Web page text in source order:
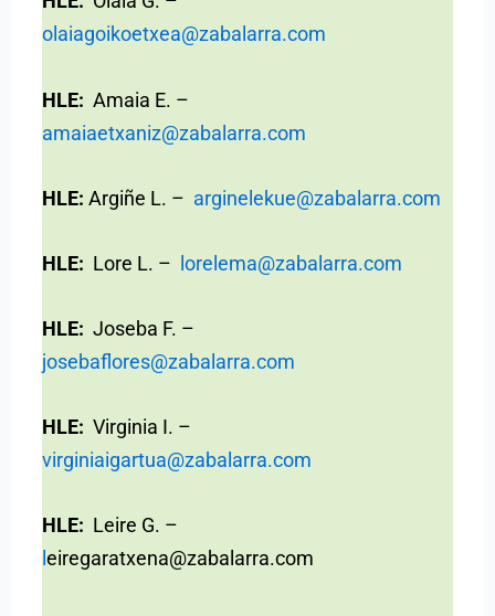
olaiagoikoetxea@zabalarra.com
HLE:Amaia E. –
amaiaetxaniz@zabalarra.com
HLE:Argiñe L. – arginelekue@zabalarra.com
HLE: Lore L. – lorelema@zabalarra.com
HLE:Joseba F. –
josebaflores@zabalarra.com
HLE: Virginia I. –
virginiaigartua@zabalarra.com
HLE: Leire G. –
leiregaratxena@zabalarra.com